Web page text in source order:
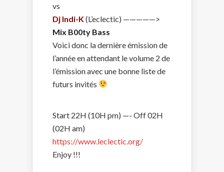
vs
Dj Indi-K(L’eclectic) —————>
Mix B00ty Bass
Voici donc la dernière émission de
l’année en attendant le volume 2 de
l’émission avec une bonne liste de
futurs invités
Start 22H (10H pm) —- Off 02H
(02H am)
https://www.leclectic.org/
Enjoy !!!